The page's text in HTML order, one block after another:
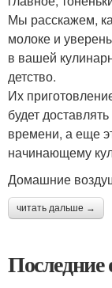
Мы расскажем,
молоке и
в вашей
детство.
Их
будет
времени, а еще
начинающему
Домашние
читать дальше →
Последние